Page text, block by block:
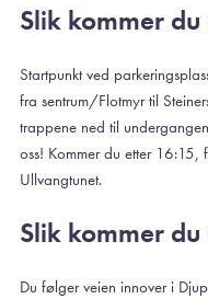
Slik kommer
Startpunkt ved
fra sentrum/Flotmyr til
trappene ned til
oss! Kommer du etter 16:15,
Ullvangtunet.
Slik kommer
Du følger veien innover i